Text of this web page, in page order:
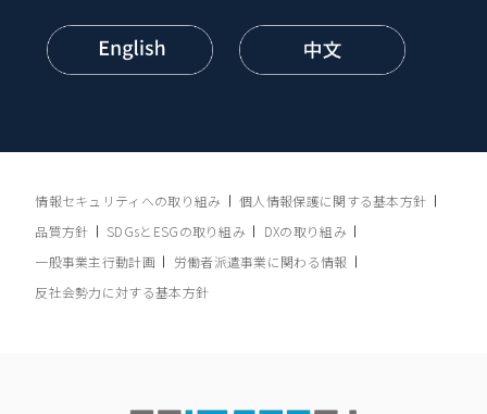
情報セキュリティへの取り組み
個人情報保護に関する基本方針
品質方針
SDGsとESGの取り組み
DXの取り組み
一般事業主行動計画
労働者派遣事業に関わる情報
反社会勢力に対する基本方針